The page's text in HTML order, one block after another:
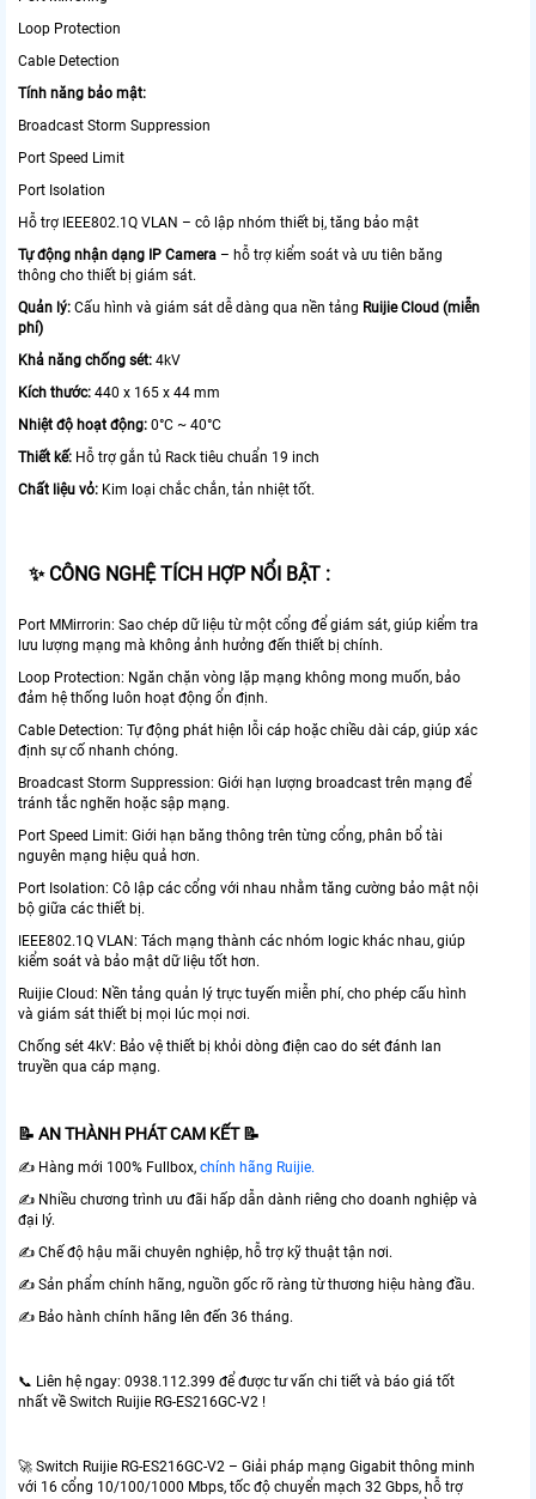
Loop Protection
Cable Detection
Tính năng bảo mật:
Broadcast Storm Suppression
Port Speed Limit
Port Isolation
Hỗ trợ IEEE802.1Q VLAN – cô lập nhóm thiết bị, tăng bảo mật
Tự động nhận dạng IP Camera – hỗ trợ kiểm soát và ưu tiên băng
thông cho thiết bị giám sát.
Quản lý: Cấu hình và giám sát dễ dàng qua nền tảng Ruijie Cloud (miễn
phí)
Khả năng chống sét: 4kV
Kích thước: 440 x 165 x 44 mm
Nhiệt độ hoạt động: 0°C ~ 40°C
Thiết kế: Hỗ trợ gắn tủ Rack tiêu chuẩn 19 inch
Chất liệu vỏ: Kim loại chắc chắn, tản nhiệt tốt.
✨ CÔNG NGHỆ TÍCH HỢP NỔI BẬT :
Port MMirrorin: Sao chép dữ liệu từ một cổng để giám sát, giúp kiểm tra
lưu lượng mạng mà không ảnh hưởng đến thiết bị chính.
Loop Protection: Ngăn chặn vòng lặp mạng không mong muốn, bảo
đảm hệ thống luôn hoạt động ổn định.
Cable Detection: Tự động phát hiện lỗi cáp hoặc chiều dài cáp, giúp xác
định sự cố nhanh chóng.
Broadcast Storm Suppression: Giới hạn lượng broadcast trên mạng để
tránh tắc nghẽn hoặc sập mạng.
Port Speed Limit: Giới hạn băng thông trên từng cổng, phân bổ tài
nguyên mạng hiệu quả hơn.
Port Isolation: Cô lập các cổng với nhau nhằm tăng cường bảo mật nội
bộ giữa các thiết bị.
IEEE802.1Q VLAN: Tách mạng thành các nhóm logic khác nhau, giúp
kiểm soát và bảo mật dữ liệu tốt hơn.
Ruijie Cloud: Nền tảng quản lý trực tuyến miễn phí, cho phép cấu hình
và giám sát thiết bị mọi lúc mọi nơi.
Chống sét 4kV: Bảo vệ thiết bị khỏi dòng điện cao do sét đánh lan
truyền qua cáp mạng.
📝 AN THÀNH PHÁT CAM KẾT 📝
✍️ Hàng mới 100% Fullbox, chính hãng Ruijie.
✍️ Nhiều chương trình ưu đãi hấp dẫn dành riêng cho doanh nghiệp và
đại lý.
✍️ Chế độ hậu mãi chuyên nghiệp, hỗ trợ kỹ thuật tận nơi.
✍️ Sản phẩm chính hãng, nguồn gốc rõ ràng từ thương hiệu hàng đầu.
✍️ Bảo hành chính hãng lên đến 36 tháng.
📞 Liên hệ ngay: 0938.112.399 để được tư vấn chi tiết và báo giá tốt
nhất về Switch Ruijie RG-ES216GC-V2 !
🚀 Switch Ruijie RG-ES216GC-V2 – Giải pháp mạng Gigabit thông minh
với 16 cổng 10/100/1000 Mbps, tốc độ chuyển mạch 32 Gbps, hỗ trợ